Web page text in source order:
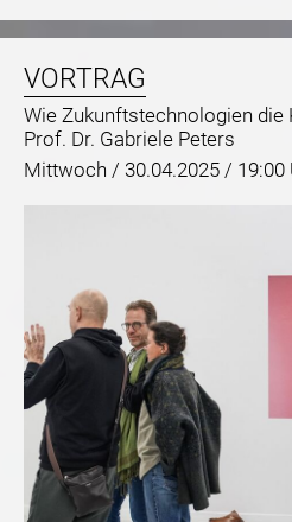
VORTRAG
Wie Zukunftstechnologien die
Prof. Dr. Gabriele Peters
Mittwoch / 30.04.2025 / 19:00